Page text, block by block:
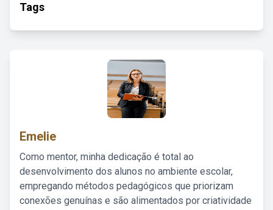
Tags
Emelie
Como mentor, minha dedicação é total ao
desenvolvimento dos alunos no ambiente escolar,
empregando métodos pedagógicos que priorizam
conexões genuínas e são alimentados por criatividade